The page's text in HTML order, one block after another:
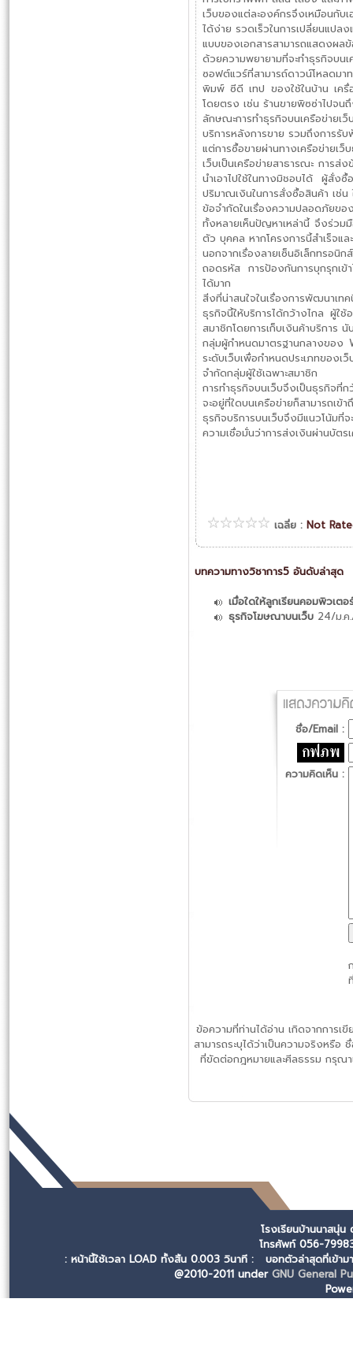
เว็บของแต่ละองค์กรจึงเหมือนกับ
ได้ง่าย รวดเร็วในการเปลี่ยนแปล
แบบของเอกสารสามารถแสดงผล
ด้วยความพยายามที่จะทำธุรกิจบน
ซอฟต์แวร์ที่สามารถ์ดาวน์โหลดม
พิมพ์ ซีดี เทป ของใช้ในบ้าน เครื่
โดยตรง เช่น ร้านขายพิซซ่าไปจน
ลักษณะการทำธุรกิจบนเครือข่ายเ
บริการหลังการขาย รวมถึงการรั
แต่การซื้อขายผ่านทางเครือข่ายเว็
เว็บเป็นเครือข่ายสาธารณะ การส่
นำเอาไปใช้ในทางมิชอบได้ ผู้สั่ง
ปริมาณเงินในการสั่งซื้อสินค้า เช่
ข้อจำกัดในเรื่องความปลอดภัยข
ทั้งหลายเห็นปัญหาเหล่านี้ จึงร่ว
ตัว บุคคล หากโครงการนี้สำเร็จแ
นอกจากเรื่องลายเซ็นอิเล็กทรอนิ
ถอดรหัส การป้องกันการบุกรุกเข้
ได้มาก
สิ่งที่น่าสนใจในเรื่องการพัฒนาเท
ธุรกิจนี้ให้บริการได้กว้างไกล ผู้ใช้
สมาชิกโดยการเก็บเงินค้าบริการ
กลุ่มผู้กำหนดมาตรฐานกลางของ
ระดับเว็บเพื่อกำหนดประเภทของ
จำกัดกลุ่มผู้ใช้เฉพาะสมาชิก
การทำธุรกิจบนเว็บจึงเป็นธุรกิจที่
จะอยู่ที่ใดบนเครือข่ายก็สามารถเข้า
ธุรกิจบริการบนเว็บจึงมีแนวโน้ม
ความเชื่อมั่นว่าการส่งเงินผ่านบัต
เฉลี่ย : Not
บทความทางวิชาการ5 อันดับล่าสุด
เมื่อใดให้ลูกเรียนคอมพิวเตอ
ธุรกิจโฆษณาบนเว็บ 24/ม.
ชื่อ/Email :
ความคิดเห็น :
ข้อความที่ท่านได้อ่าน เกิดจากการเ
สามารถระบุได้ว่าเป็นความจริงหรื
ที่ขัดต่อกฎหมายและศีลธรรม กรุณ
โรงเรียนบ้านนาสนุ่
โทรศัพท์ 056-
: หน้านี้ใช้เวลา LOAD ทั้งสิ้น 0.003 วินาที : บอทตัวล่าสุดที่เข้า
@2010-2011 under GNU General